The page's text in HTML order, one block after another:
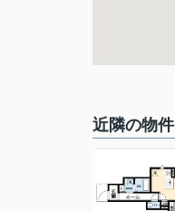
近隣の物件